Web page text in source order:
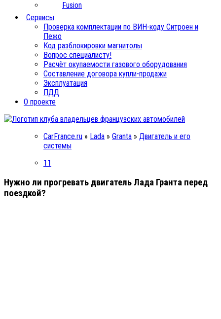
Fusion
Сервисы
Проверка комплектации по ВИН-коду Ситроен и
Пежо
Код разблокировки магнитолы
Вопрос специалисту!
Расчёт окупаемости газового оборудования
Составление договора купли-продажи
Эксплуатация
ПДД
О проекте
CarFrance.ru » Lada » Granta » Двигатель и его
системы
11
Нужно ли прогревать двигатель Лада Гранта перед
поездкой?